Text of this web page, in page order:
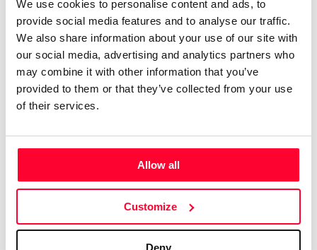
We use cookies to personalise content and ads, to
provide social media features and to analyse our traffic.
We also share information about your use of our site with
our social media, advertising and analytics partners who
may combine it with other information that you’ve
provided to them or that they’ve collected from your use
of their services.
Allow all
Customize
Deny
Tengo 74 álbumes en el mercado
digital, con el alias de aRPA”
Soy licenciado en Historia Antigua. Siempre me ha gustado
la música, y he tocado y compuesto en un grupo de rock
celta allá por los ochenta. En música tengo un año de piano,
soy muy fan del hard rock de los 70, la música clásica,
sobre todo Beethoven, y la Ópera, en la que me declaro fan
de Wagner y los compositores rusos del Grupo de lis Cinco.
Aún cuando estaba en el grupo ya hacía música electrónica,
así que me viene de lejos. En ese estilo admiro sobre todo a
Vangelis y Kitaro.